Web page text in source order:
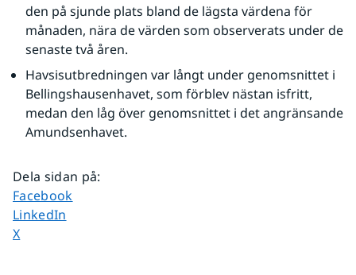
den på sjunde plats bland de lägsta värdena för
månaden, nära de värden som observerats under de
senaste två åren.
Havsisutbredningen var långt under genomsnittet i
Bellingshausenhavet, som förblev nästan isfritt,
medan den låg över genomsnittet i det angränsande
Amundsenhavet.
Dela sidan på:
Dela sidan på
Facebook
Dela sidan på
LinkedIn
Dela sidan på
X